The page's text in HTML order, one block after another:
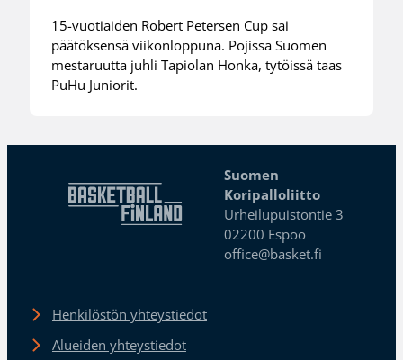
15-vuotiaiden Robert Petersen Cup sai
päätöksensä viikonloppuna. Pojissa Suomen
mestaruutta juhli Tapiolan Honka, tytöissä taas
PuHu Juniorit.
Suomen
Koripalloliitto
Urheilupuistontie 3
02200 Espoo
office@basket.fi
Henkilöstön yhteystiedot
Alueiden yhteystiedot